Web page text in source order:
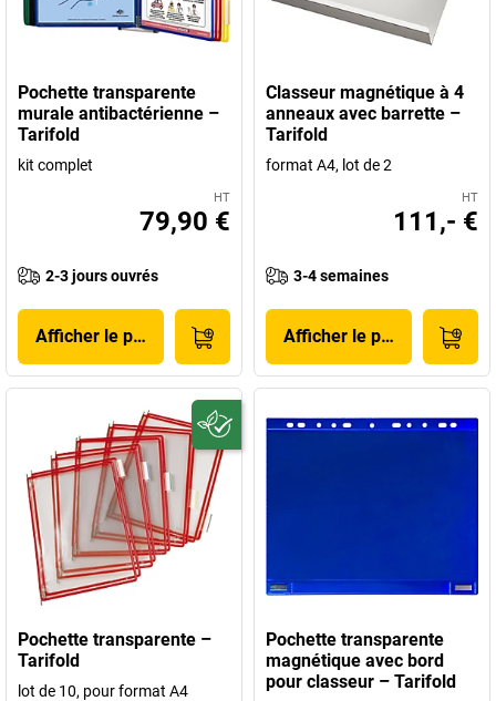
Pochette transparente
murale antibactérienne –
Tarifold
kit complet
HT
79,90 €
2-3 jours ouvrés
Afficher le produit
Classeur magnétique à 4
anneaux avec barrette –
Tarifold
format A4, lot de 2
HT
111,- €
3-4 semaines
Afficher le produit
Pochette transparente –
Tarifold
lot de 10, pour format A4
Pochette transparente
magnétique avec bord
pour classeur – Tarifold